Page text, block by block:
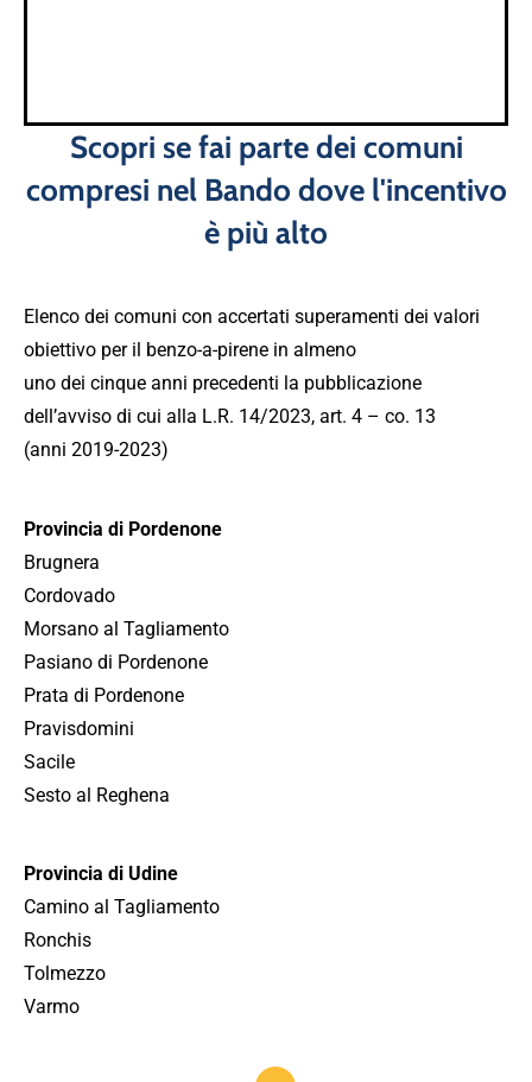
Scopri se fai parte dei comuni
compresi nel Bando dove l'incentivo
è più alto
Elenco dei comuni con accertati superamenti dei valori
obiettivo per il benzo-a-pirene in almeno
uno dei cinque anni precedenti la pubblicazione
dell’avviso di cui alla L.R. 14/2023, art. 4 – co. 13
(anni 2019-2023)
Provincia di Pordenone
Brugnera
Cordovado
Morsano al Tagliamento
Pasiano di Pordenone
Prata di Pordenone
Pravisdomini
Sacile
Sesto al Reghena
Provincia di Udine
Camino al Tagliamento
Ronchis
Tolmezzo
Varmo